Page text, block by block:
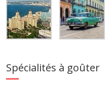
Spécialités à goûter